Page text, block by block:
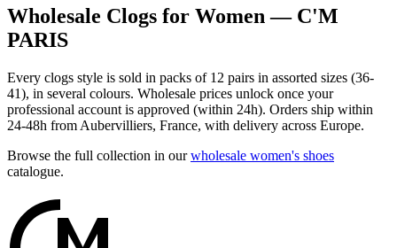
Wholesale Clogs for Women — C'M
PARIS
Every clogs style is sold in packs of 12 pairs in assorted sizes (36-
41), in several colours. Wholesale prices unlock once your
professional account is approved (within 24h). Orders ship within
24-48h from Aubervilliers, France, with delivery across Europe.
Browse the full collection in our wholesale women's shoes
catalogue.